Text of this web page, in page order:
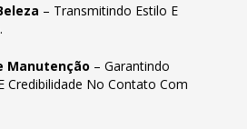
– Transmitindo Estilo E
Manutenção – Garantindo
Credibilidade No Contato Com